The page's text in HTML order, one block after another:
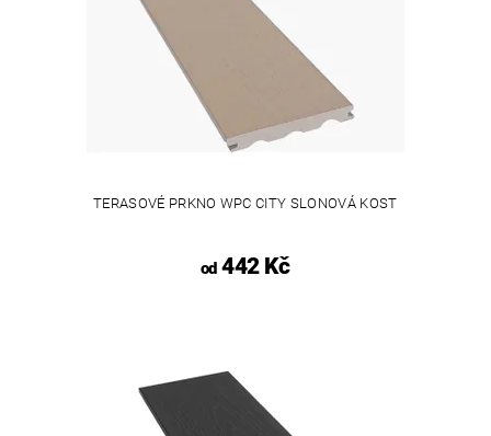
TERASOVÉ PRKNO WPC CITY SLONOVÁ KOST
od442 Kč